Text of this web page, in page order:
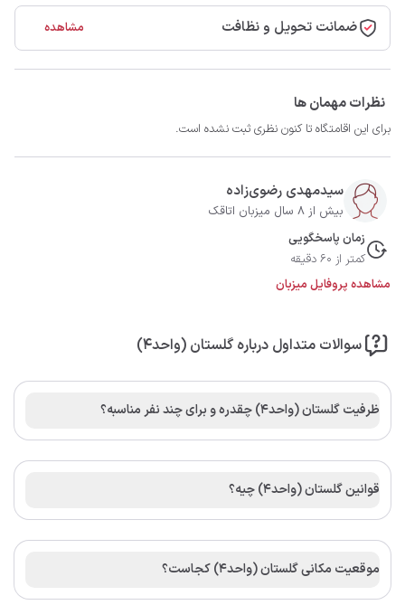
ضمانت تحویل و نظافت مشاهده
نظرات مهمان ها
برای این اقامتگاه تا کنون نظری ثبت نشده است.
سیدمهدی رضوی‌زاده
بیش از 8 سال میزبان اتاقک
زمان پاسخگویی
کمتر از 60 دقیقه
مشاهده پروفایل میزبان
سوالات متداول درباره گلستان (واحد4)
ظرفیت گلستان (واحد4) چقدره و برای چند نفر مناسبه؟
قوانین گلستان (واحد4) چیه؟
موقعیت مکانی گلستان (واحد4) کجاست؟